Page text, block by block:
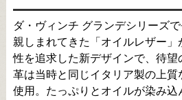
ダ・ヴィンチ グランデシリーズ
親しまれてきた「オイルレザー
性を追求した新デザインで、待望
革は当時と同じイタリア製の上質
使用。たっぷりとオイルが染み込